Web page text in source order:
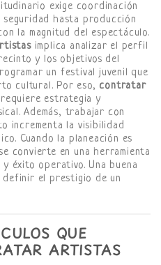
exige coordinación
seguridad hasta producción
la magnitud del espectáculo.
implica analizar el perfil
y los objetivos del
un festival juvenil que
cultural. Por eso, contratar
requiere estrategia y
Además, trabajar con
incrementa la visibilidad
Cuando la planeación es
convierte en una herramienta
éxito operativo. Una buena
el prestigio de un
QUE
ARTISTAS